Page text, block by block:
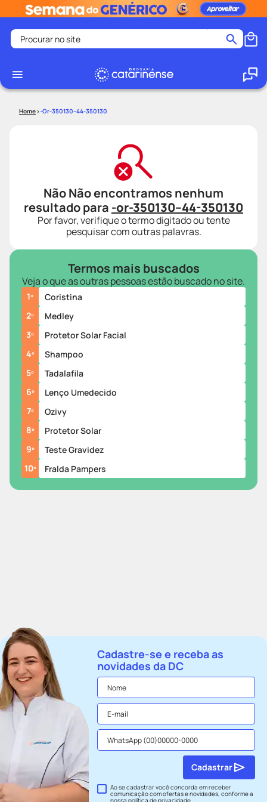
Procurar no site
1
ozivy
8º
protetor solar
teste gravidez
10º fralda pampers
-or-350130--44-350130
Não Não encontramos nenhum
resultado para -or-350130--44-350130
Por favor, verifique o termo digitado ou tente
pesquisar com outras palavras.
Termos mais buscados
Veja o que as outras pessoas estão buscado no site.
1º
Coristina
2º
Medley
3º
Protetor Solar Facial
4º
Shampoo
5º
Tadalafila
6º
Lenço Umedecido
7º
Ozivy
8º
Protetor Solar
9º
Teste Gravidez
10º Fralda Pampers
Cadastre-se e receba as
novidades da DC
Ao se cadastrar você concorda em receber
comunicação com ofertas e novidades, conforme a
nossapolítica de privacidade.
Cadastrar